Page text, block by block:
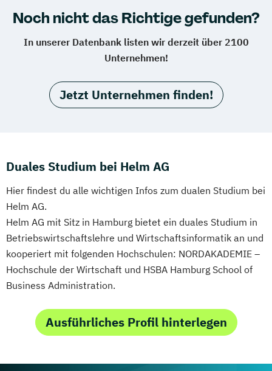
Noch nicht das Richtige gefunden?
In unserer Datenbank listen wir derzeit über 2100
Unternehmen!
Jetzt Unternehmen finden!
Duales Studium bei Helm AG
Hier findest du alle wichtigen Infos zum dualen Studium bei
Helm AG.
Helm AG mit Sitz in Hamburg bietet ein duales Studium in
Betriebswirtschaftslehre und Wirtschaftsinformatik an und
kooperiert mit folgenden Hochschulen: NORDAKADEMIE –
Hochschule der Wirtschaft und HSBA Hamburg School of
Business Administration.
Ausführliches Profil hinterlegen